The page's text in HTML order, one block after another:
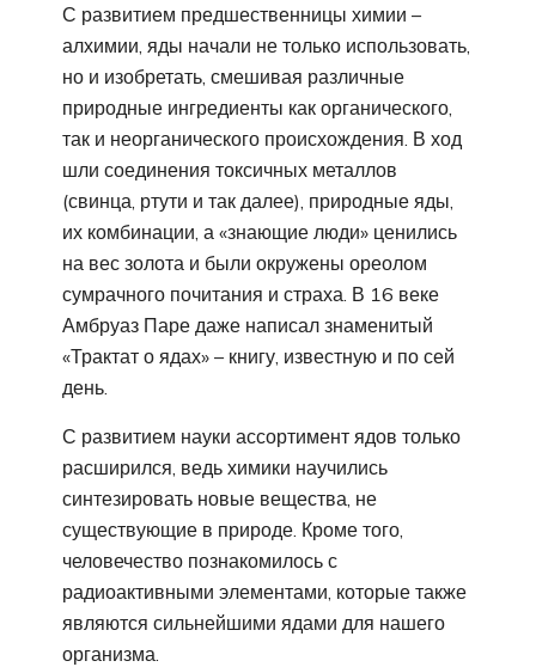
С развитием предшественницы химии –
алхимии, яды начали не только использовать,
но и изобретать, смешивая различные
природные ингредиенты как органического,
так и неорганического происхождения. В ход
шли соединения токсичных металлов
(свинца, ртути и так далее), природные яды,
их комбинации, а «знающие люди» ценились
на вес золота и были окружены ореолом
сумрачного почитания и страха. В 16 веке
Амбруаз Паре даже написал знаменитый
«Трактат о ядах» – книгу, известную и по сей
день.
С развитием науки ассортимент ядов только
расширился, ведь химики научились
синтезировать новые вещества, не
существующие в природе. Кроме того,
человечество познакомилось с
радиоактивными элементами, которые также
являются сильнейшими ядами для нашего
организма.